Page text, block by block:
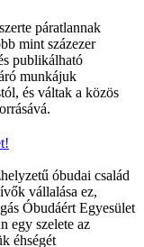
páratlannak
mint százezer
publikálható
munkájuk
és váltak a közös
óbudai család
vállalása ez,
Óbudáért Egyesület
egy szelete az
éhségét